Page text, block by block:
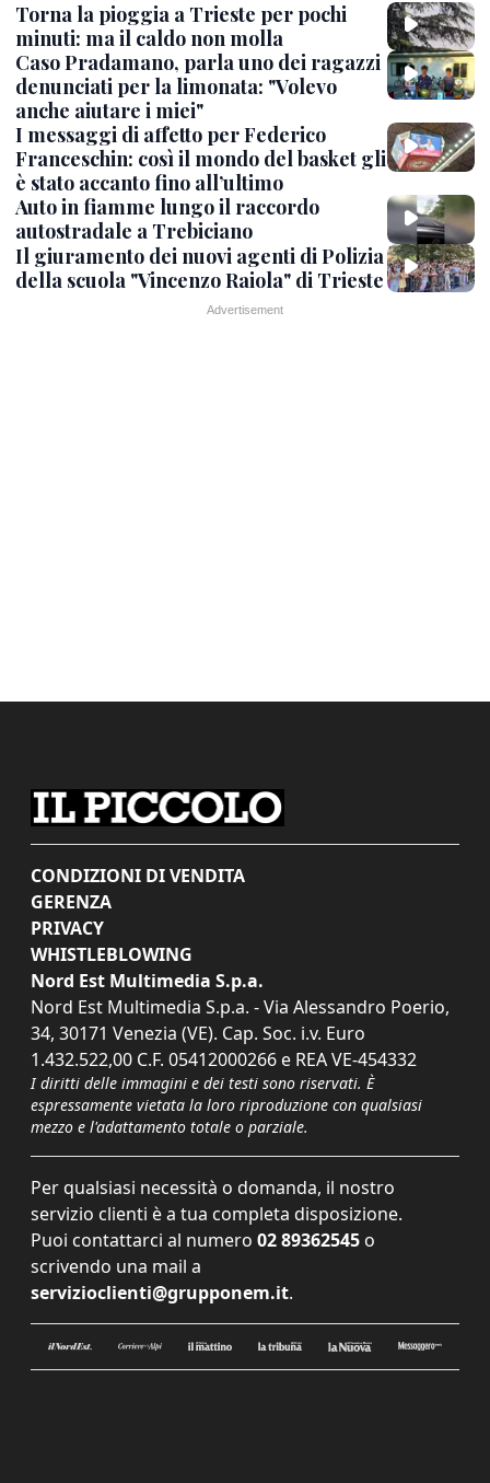
Torna la pioggia a Trieste per pochi
minuti: ma il caldo non molla
Caso Pradamano, parla uno dei ragazzi
denunciati per la limonata: "Volevo
anche aiutare i miei"
I messaggi di affetto per Federico
Franceschin: così il mondo del basket gli
è stato accanto fino all’ultimo
Auto in fiamme lungo il raccordo
autostradale a Trebiciano
Il giuramento dei nuovi agenti di Polizia
della scuola "Vincenzo Raiola" di Trieste
CONDIZIONI DI VENDITA
GERENZA
PRIVACY
WHISTLEBLOWING
Nord Est Multimedia S.p.a.
Nord Est Multimedia S.p.a. - Via Alessandro Poerio,
34, 30171 Venezia (VE). Cap. Soc. i.v. Euro
1.432.522,00 C.F. 05412000266 e REA VE-454332
I diritti delle immagini e dei testi sono riservati. È
espressamente vietata la loro riproduzione con qualsiasi
mezzo e l'adattamento totale o parziale.
Per qualsiasi necessità o domanda, il nostro
servizio clienti è a tua completa disposizione.
Puoi contattarci al numero 02 89362545 o
scrivendo una mail a
servizioclienti@grupponem.it.